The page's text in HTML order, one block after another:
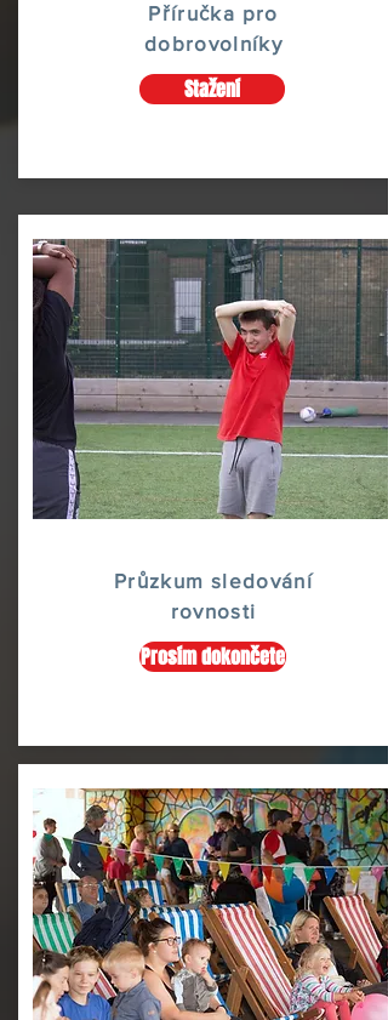
Příručka pro
dobrovolníky
Stažení
Průzkum sledování
rovnosti
Prosím dokončete